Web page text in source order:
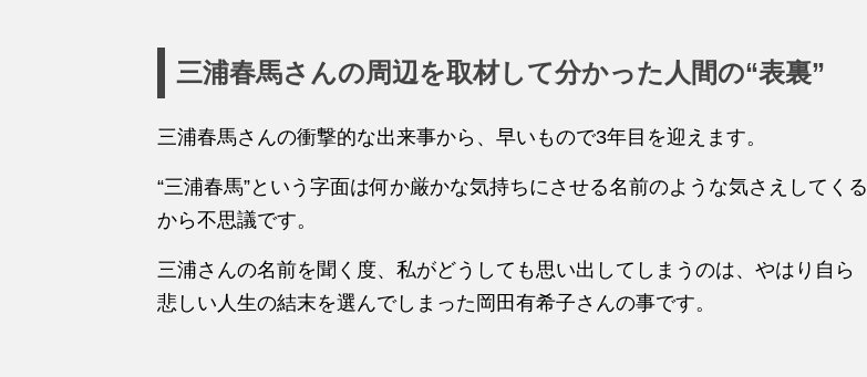
三浦春馬さんの周辺を取材して分かった人間の“表裏”
三浦春馬さんの衝撃的な出来事から、早いもので3年目を迎えます。
“三浦春馬”という字面は何か厳かな気持ちにさせる名前のような気さえしてくる
から不思議です。
三浦さんの名前を聞く度、私がどうしても思い出してしまうのは、やはり自ら
悲しい人生の結末を選んでしまった岡田有希子さんの事です。